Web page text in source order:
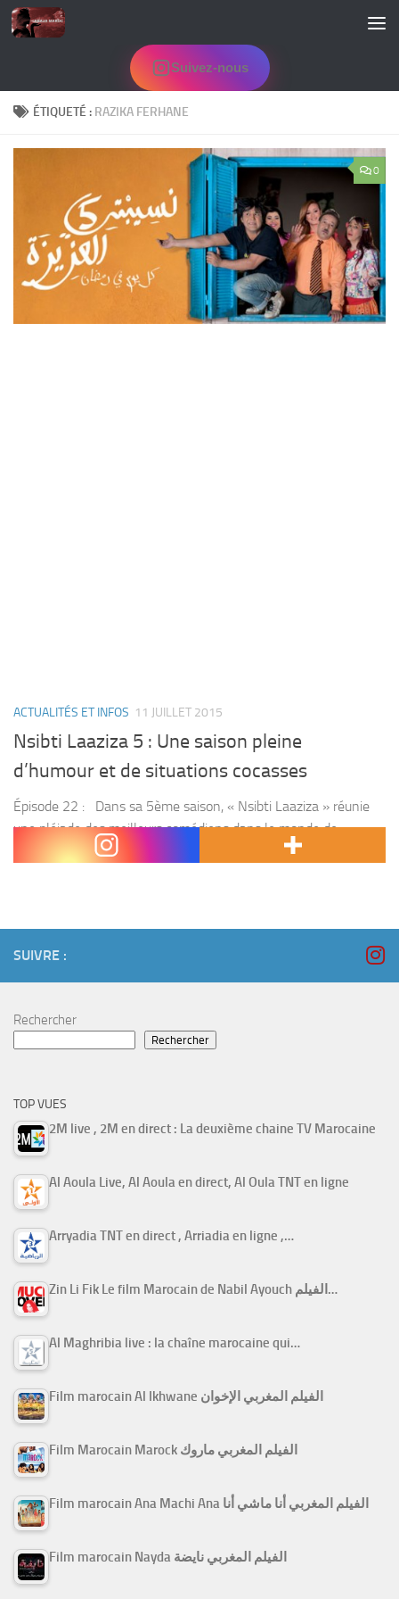
Skip to content
Suivez-nous
ÉTIQUETÉ : RAZIKA FERHANE
0
ACTUALITÉS ET INFOS 11 JUILLET 2015
Nsibti Laaziza 5 : Une saison pleine
d’humour et de situations cocasses
Épisode 22 : Dans sa 5ème saison, « Nsibti Laaziza » réunie
une pléiade des meilleurs comédiens dans le monde de
l’humour et de la fantaisie. 50 minutes de rire et de blagues...
SUIVRE :
Rechercher
Rechercher
TOP VUES
2M live , 2M en direct : La deuxième chaine TV Marocaine
Al Aoula Live, Al Aoula en direct, Al Oula TNT en ligne
Arryadia TNT en direct , Arriadia en ligne ,…
Zin Li Fik Le film Marocain de Nabil Ayouch الفيلم…
Al Maghribia live : la chaîne marocaine qui…
Film marocain Al Ikhwane الفيلم المغربي الإخوان
Film Marocain Marock الفيلم المغربي ماروك
Film marocain Ana Machi Ana الفيلم المغربي أنا ماشي أنا
Film marocain Nayda الفيلم المغربي نايضة